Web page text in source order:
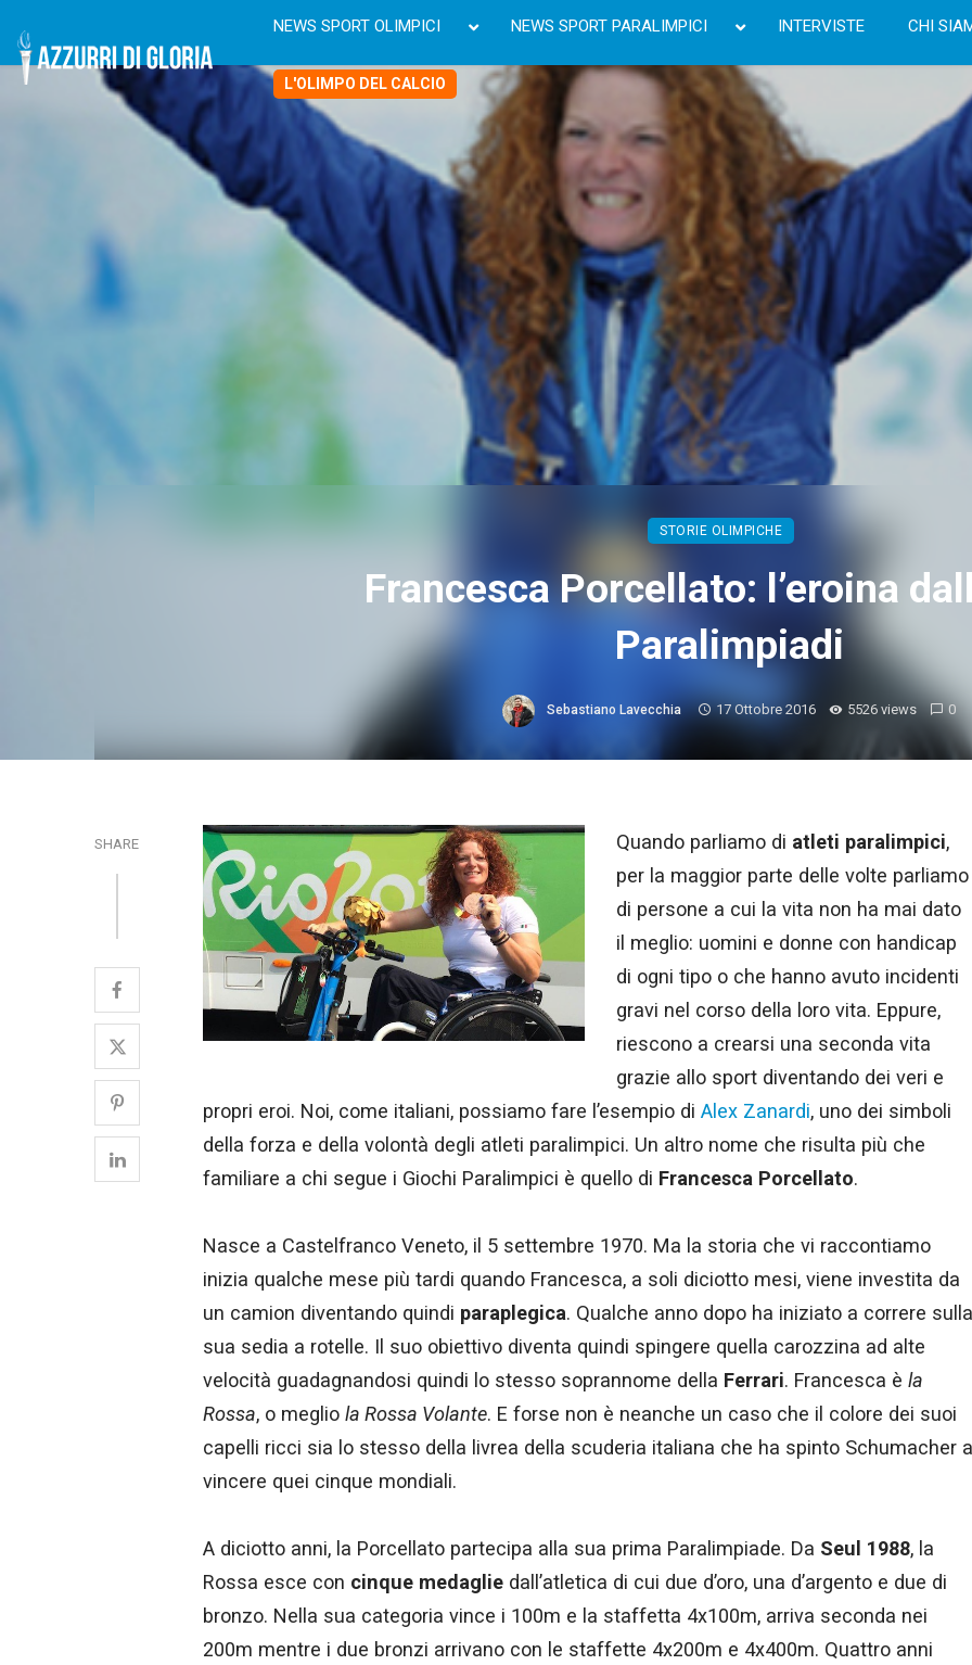
NEWS SPORT OLIMPICI NEWS SPORT PARALIMPICI INTERVISTE CHI
L'OLIMPO DEL CALCIO
STORIE OLIMPICHE
Francesca Porcellato: l’eroina
Paralimpiadi
Sebastiano Lavecchia 17 Ottobre 2016 5526 views 0
SHARE Quando parliamo di atleti paralimpici,
per la maggior parte delle volte parliamo
di persone a cui la vita non ha mai dato
il meglio: uomini e donne con handicap
di ogni tipo o che hanno avuto incidenti
gravi nel corso della loro vita. Eppure,
riescono a crearsi una seconda vita
grazie allo sport diventando dei veri e
propri eroi. Noi, come italiani, possiamo fare l’esempio di Alex Zanardi, uno dei simboli
della forza e della volontà degli atleti paralimpici. Un altro nome che risulta più che
familiare a chi segue i Giochi Paralimpici è quello di Francesca Porcellato.
Nasce a Castelfranco Veneto, il 5 settembre 1970. Ma la storia che vi raccontiamo
inizia qualche mese più tardi quando Francesca, a soli diciotto mesi, viene investita da
un camion diventando quindi paraplegica. Qualche anno dopo ha iniziato a correre sulla
sua sedia a rotelle. Il suo obiettivo diventa quindi spingere quella carozzina ad alte
velocità guadagnandosi quindi lo stesso soprannome della Ferrari. Francesca è la
Rossa, o meglio la Rossa Volante. E forse non è neanche un caso che il colore dei suoi
capelli ricci sia lo stesso della livrea della scuderia italiana che ha spinto Schumacher a
vincere quei cinque mondiali.
A diciotto anni, la Porcellato partecipa alla sua prima Paralimpiade. Da Seul 1988, la
Rossa esce con cinque medaglie dall’atletica di cui due d’oro, una d’argento e due di
bronzo. Nella sua categoria vince i 100m e la staffetta 4x100m, arriva seconda nei
200m mentre i due bronzi arrivano con le staffette 4x200m e 4x400m. Quattro anni